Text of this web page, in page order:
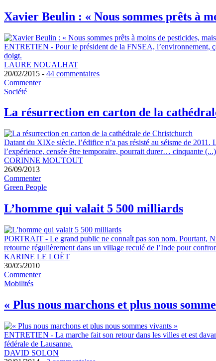
Xavier Beulin : « Nous sommes prêts à
ENTRETIEN - Pour le président de la FNSEA, l’environnement,
doigt.
LAURE NOUALHAT
20/02/2015 - 44 commentaires
Commenter
Société
La résurrection en carton de la
Datant du XIXe siècle, l’édifice n’a pas résisté au séisme de
l’expérience, censée être temporaire, pourrait durer… cinquante (...)
CORINNE MOUTOUT
26/09/2013
Commenter
Green People
L’homme qui valait 5 500 milliards
PORTRAIT - Le grand public ne connaît pas son nom. Pourtant,
retourne régulièrement dans un village reculé de l’Inde pour
KARINE LE LOËT
30/05/2010
Commenter
Mobilités
« Plus nous marchons et plus nous
ENTRETIEN - La marche fait son retour dans les villes et est
fédérale de Lausanne.
DAVID SOLON